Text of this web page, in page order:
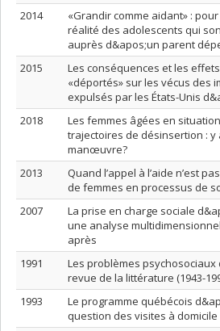
2014
«Grandir comme aidant» :
réalité des adolescents qui
auprès d&apos;un parent
2015
Les conséquences et les
«déportés» sur les vécus des
expulsés par les États-Unis
2018
Les femmes âgées en
trajectoires de désinsertion : y
manœuvre?
2013
Quand l’appel à l’aide n’est
de femmes en processus de
2007
La prise en charge sociale
une analyse
après
1991
Les problèmes psychosociaux
revue de la littérature (1943-
1993
Le programme québécois
question des visites à domicile